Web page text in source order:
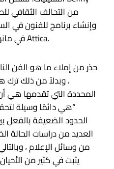
في مانهاتن بعد أعمال الشغب في Attica.
، وبدلاً من ذلك ترك
المحددة التي تقدمها هي
“هي دائمًا وسيلة
الحدود الضعيفة بالفعل
العديد من دراسات الحالة
من وسائل الإعلام ،
يثبت في كثير من